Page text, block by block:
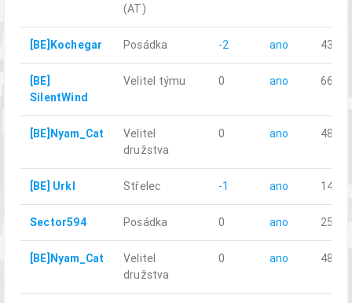
(AT)
[BE]Kochegar Posádka -2 ano 43.62
[BE]
SilentWind
Velitel týmu 0 ano 66.31
[BE]Nyam_Cat
Velitel
družstva
0 ano 48.13
[BE] Urkl Střelec -1 ano 14.79
Sector594 Posádka 0 ano 25.99
[BE]Nyam_Cat
Velitel
družstva
0 ano 48.13